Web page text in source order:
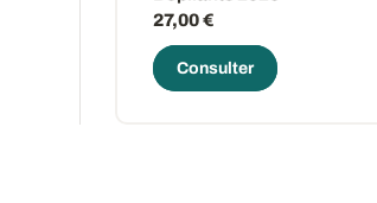
27,00 €
Consulter